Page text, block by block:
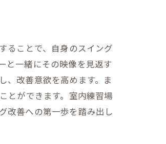
ることで、自身のスイング
と一緒にその映像を見返す
、改善意欲を高めます。ま
とができます。室内練習場
改善への第一歩を踏み出し